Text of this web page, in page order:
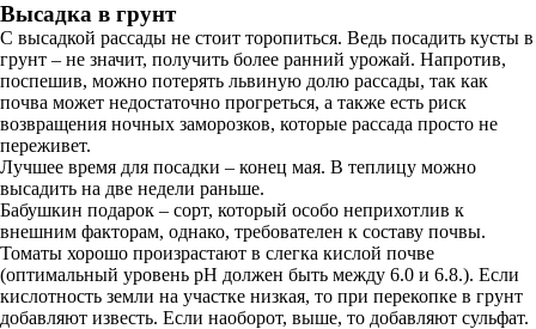
Высадка в грунт
С высадкой рассады не стоит торопиться. Ведь посадить кусты в
грунт – не значит, получить более ранний урожай. Напротив,
поспешив, можно потерять львиную долю рассады, так как
почва может недостаточно прогреться, а также есть риск
возвращения ночных заморозков, которые рассада просто не
переживет.
Лучшее время для посадки – конец мая. В теплицу можно
высадить на две недели раньше.
Бабушкин подарок – сорт, который особо неприхотлив к
внешним факторам, однако, требователен к составу почвы.
Томаты хорошо произрастают в слегка кислой почве
(оптимальный уровень pH должен быть между 6.0 и 6.8.). Если
кислотность земли на участке низкая, то при перекопке в грунт
добавляют известь. Если наоборот, выше, то добавляют сульфат.